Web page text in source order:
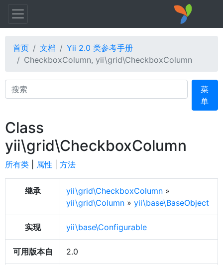
首页 文档
Yii 2.0 类参考手册
CheckboxColumn, yii\grid\CheckboxColumn
Search
菜
单
Class
yii\grid\CheckboxColumn
所有类 属性 方法
继承 yii\grid\CheckboxColumn »
yii\grid\Column » yii\base\BaseObject
实现 yii\base\Configurable
可用版本自 2.0